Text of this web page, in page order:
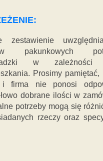
zestawienie
pakunkowych
w
Prosimy
i firma nie ponosi
dobrane ilości w
potrzeby mogą się
rzeczy oraz